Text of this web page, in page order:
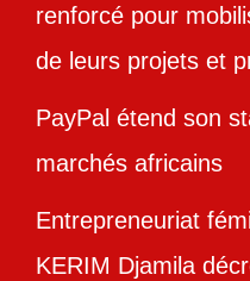
renforcé pour
de leurs projets et
PayPal étend son
marchés africains
Entrepreneuriat
KERIM Djamila